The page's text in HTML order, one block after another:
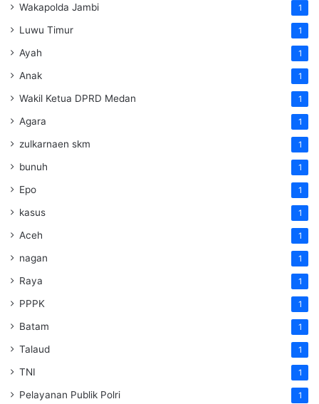
Wakapolda Jambi 1
Luwu Timur 1
Ayah 1
Anak 1
Wakil Ketua DPRD Medan 1
Agara 1
zulkarnaen skm 1
bunuh 1
Epo 1
kasus 1
Aceh 1
nagan 1
Raya 1
PPPK 1
Batam 1
Talaud 1
TNI 1
Pelayanan Publik Polri 1